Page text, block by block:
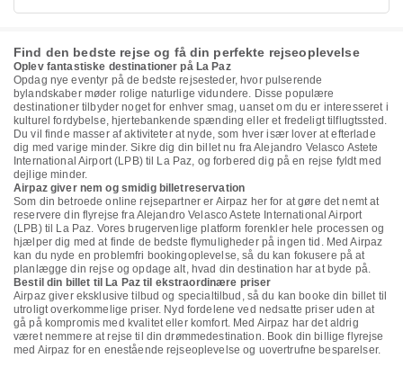
Find den bedste rejse og få din perfekte rejseoplevelse
Oplev fantastiske destinationer på La Paz
Opdag nye eventyr på de bedste rejsesteder, hvor pulserende
bylandskaber møder rolige naturlige vidundere. Disse populære
destinationer tilbyder noget for enhver smag, uanset om du er interesseret i
kulturel fordybelse, hjertebankende spænding eller et fredeligt tilflugtssted.
Du vil finde masser af aktiviteter at nyde, som hver især lover at efterlade
dig med varige minder. Sikre dig din billet nu fra Alejandro Velasco Astete
International Airport (LPB) til La Paz, og forbered dig på en rejse fyldt med
dejlige minder.
Airpaz giver nem og smidig billetreservation
Som din betroede online rejsepartner er Airpaz her for at gøre det nemt at
reservere din flyrejse fra Alejandro Velasco Astete International Airport
(LPB) til La Paz. Vores brugervenlige platform forenkler hele processen og
hjælper dig med at finde de bedste flymuligheder på ingen tid. Med Airpaz
kan du nyde en problemfri bookingoplevelse, så du kan fokusere på at
planlægge din rejse og opdage alt, hvad din destination har at byde på.
Bestil din billet til La Paz til ekstraordinære priser
Airpaz giver eksklusive tilbud og specialtilbud, så du kan booke din billet til
utroligt overkommelige priser. Nyd fordelene ved nedsatte priser uden at
gå på kompromis med kvalitet eller komfort. Med Airpaz har det aldrig
været nemmere at rejse til din drømmedestination. Book din billige flyrejse
med Airpaz for en enestående rejseoplevelse og uovertrufne besparelser.